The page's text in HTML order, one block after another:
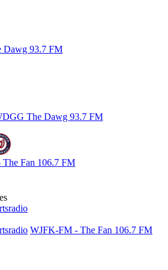
Dawg 93.7 FM
The Dawg 93.7 FM
Fan 106.7 FM
WJFK-FM - The Fan 106.7 FM